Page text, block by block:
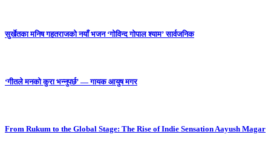
सुर्खेतका मनिष गहतराजको नयाँ भजन ‘गोविन्द गोपाल श्याम’ सार्वजनिक
‘गीतले मनको कुरा भन्नुपर्छ’ — गायक आयुष मगर
From Rukum to the Global Stage: The Rise of Indie Sensation Aayush Magar